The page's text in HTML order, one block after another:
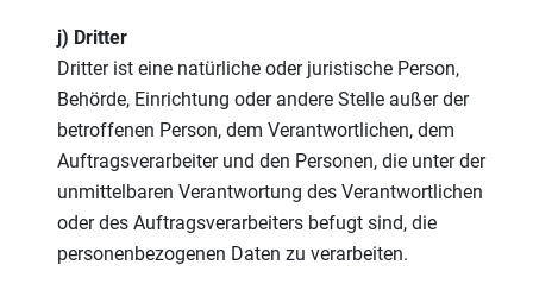
j) Dritter
Dritter ist eine natürliche oder juristische Person,
Behörde, Einrichtung oder andere Stelle außer der
betroffenen Person, dem Verantwortlichen, dem
Auftragsverarbeiter und den Personen, die unter der
unmittelbaren Verantwortung des Verantwortlichen
oder des Auftragsverarbeiters befugt sind, die
personenbezogenen Daten zu verarbeiten.